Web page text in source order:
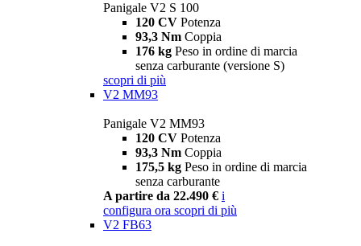
Panigale V2 S 100
120 CV Potenza
93,3 Nm Coppia
176 kg Peso in ordine di marcia
senza carburante (versione S)
scopri di più
V2 MM93
Panigale V2 MM93
120 CV Potenza
93,3 Nm Coppia
175,5 kg Peso in ordine di marcia
senza carburante
A partire da 22.490 € i
configura ora scopri di più
V2 FB63